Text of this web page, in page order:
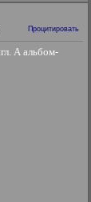
Процитировать
А альбом-